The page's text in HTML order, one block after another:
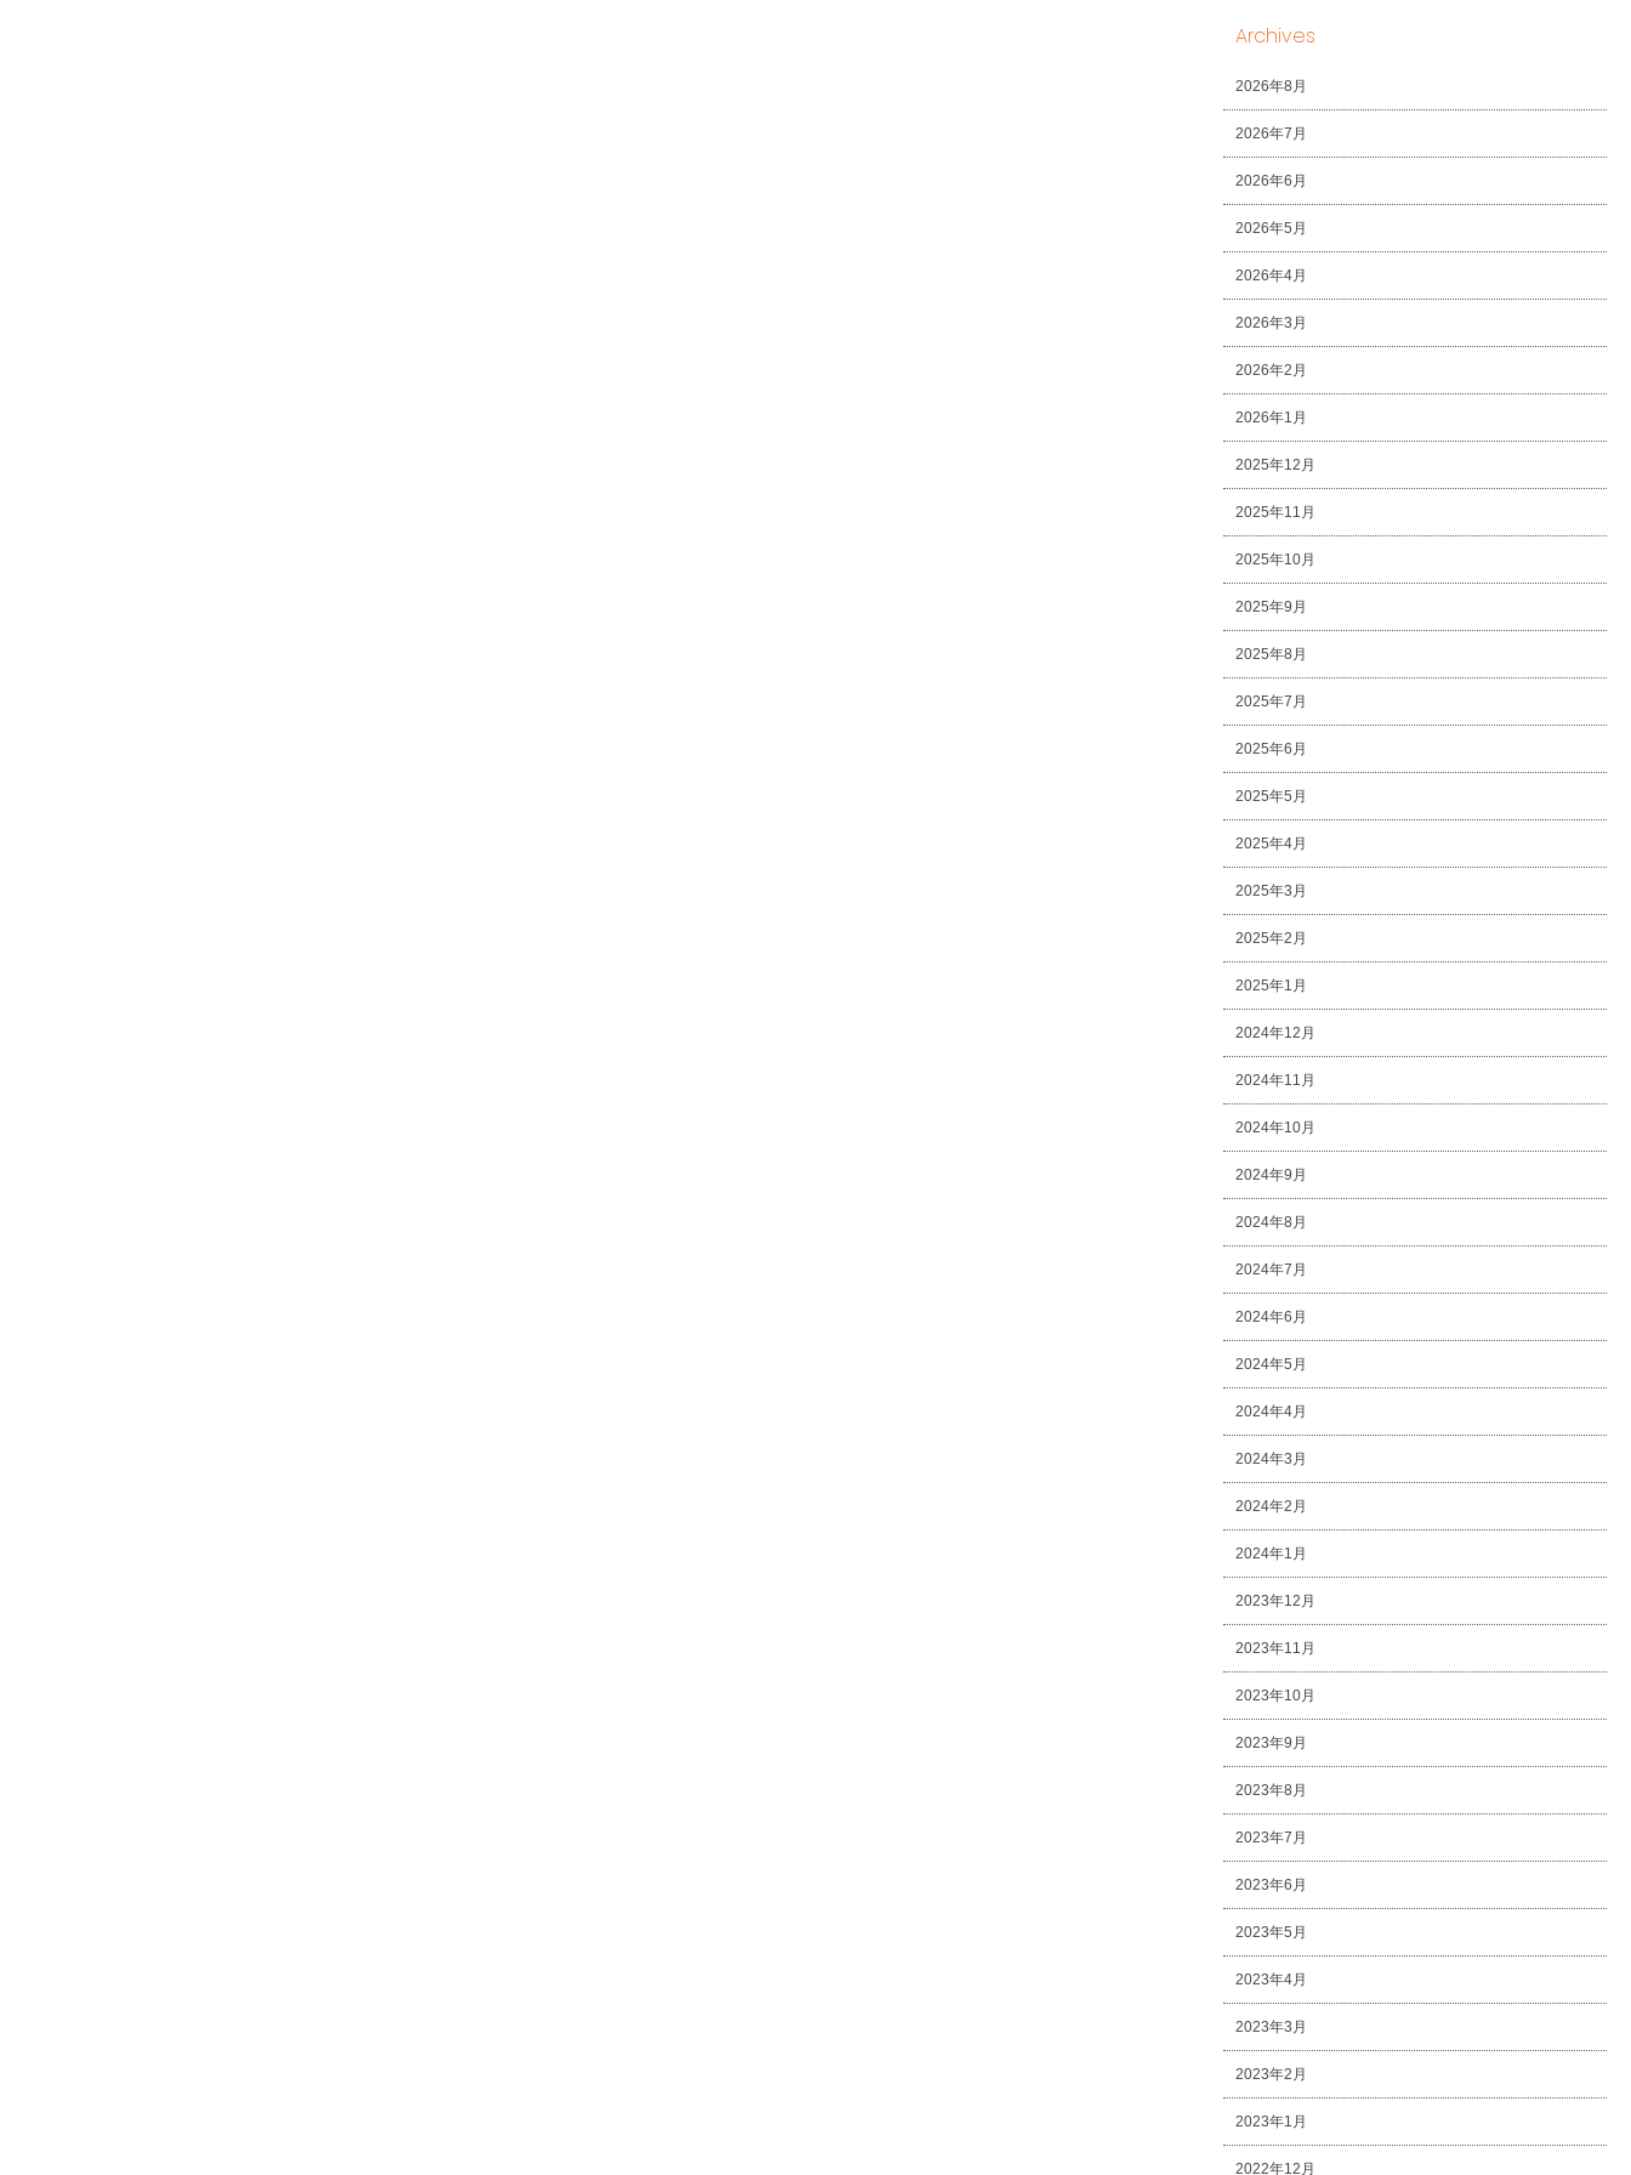
Archives
2026年8月
2026年7月
2026年6月
2026年5月
2026年4月
2026年3月
2026年2月
2026年1月
2025年12月
2025年11月
2025年10月
2025年9月
2025年8月
2025年7月
2025年6月
2025年5月
2025年4月
2025年3月
2025年2月
2025年1月
2024年12月
2024年11月
2024年10月
2024年9月
2024年8月
2024年7月
2024年6月
2024年5月
2024年4月
2024年3月
2024年2月
2024年1月
2023年12月
2023年11月
2023年10月
2023年9月
2023年8月
2023年7月
2023年6月
2023年5月
2023年4月
2023年3月
2023年2月
2023年1月
2022年12月